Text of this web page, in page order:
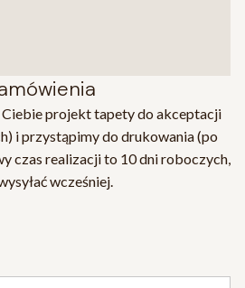
Ciebie projekt tapety do akceptacji
i przystąpimy do drukowania (po
czas realizacji to 10 dni roboczych,
wcześniej.